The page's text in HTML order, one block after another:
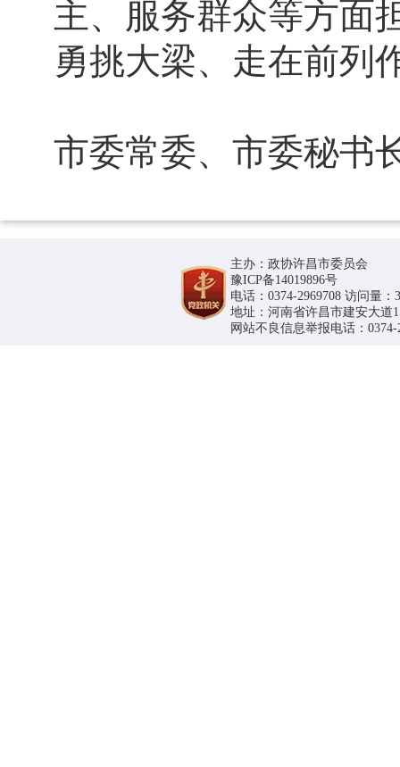
主、服务群众等方面
勇挑大梁、走在前列
市委常委、市委秘书
主办：政协许昌市委员会
豫ICP备14019896号
电话：0374-2969708 访问量：
地址：河南省许昌市建安大道
网站不良信息举报电话：